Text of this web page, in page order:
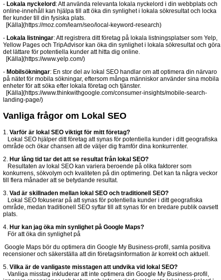
- Lokala nyckelord : Att använda relevanta lokala nyckelord i din webbplats och
online-innehåll kan hjälpa till att öka din synlighet i lokala sökresultat och locka
fler kunder till din fysiska plats.
[Källa](https://moz.com/learn/seo/local-keyword-research)
- Lokala listningar: Att registrera ditt företag på lokala listningsplatser som Yelp,
Yellow Pages och TripAdvisor kan öka din synlighet i lokala sökresultat och göra
det lättare för potentiella kunder att hitta dig online.
[Källa](https://www.yelp.com/)
- Mobilsökningar: En stor del av lokal SEO handlar om att optimera din närvaro
på nätet för mobila sökningar, eftersom många människor använder sina mobila
enheter för att söka efter lokala företag och tjänster.
[Källa](https://www.thinkwithgoogle.com/consumer-insights/mobile-search-
landing-page/)
Vanliga frågor om Lokal SEO
1. Varför är lokal SEO viktigt för mitt företag?
Lokal SEO hjälper ditt företag att synas för potentiella kunder i ditt geografiska
område och ökar chansen att de väljer dig framför dina konkurrenter.
2. Hur lång tid tar det att se resultat från lokal SEO?
Resultaten av lokal SEO kan variera beroende på olika faktorer som
konkurrens, sökvolym och kvaliteten på din optimering. Det kan ta några veckor
till flera månader att se betydande resultat.
3. Vad är skillnaden mellan lokal SEO och traditionell SEO?
Lokal SEO fokuserar på att synas för potentiella kunder i ditt geografiska
område, medan traditionell SEO syftar till att synas för en bredare publik oavsett
plats.
4. Hur kan jag öka min synlighet på Google Maps?
För att öka din synlighet på
Google Maps bör du optimera din Google My Business-profil, samla positiva
recensioner och säkerställa att din företagsinformation är korrekt och aktuell.
5. Vilka är de vanligaste misstagen att undvika vid lokal SEO?
Vanliga misstag inkluderar att inte optimera din Google My Business-profil,